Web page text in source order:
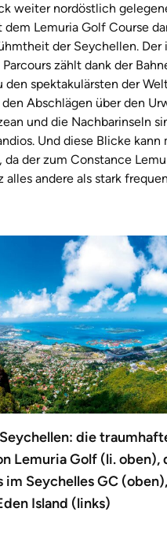
weiter nordöstlich
dem Lemuria Golf Course
der Seychellen. Der
zählt dank der
den spektakulärsten der
Abschlägen über den
und die Nachbarinseln
Und diese Blicke kann
da der zum Constance
alles andere als stark
die
Lemuria Golf (li. oben),
im Seychelles GC
Island (links)